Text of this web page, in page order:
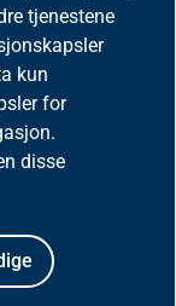
tjenestene
kun
for
disse